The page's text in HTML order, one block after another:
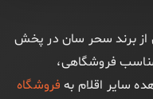
گرم سحر سان از برند سحر سان در پخش
فروشگاهی،
سایر اقلام به فروشگاه